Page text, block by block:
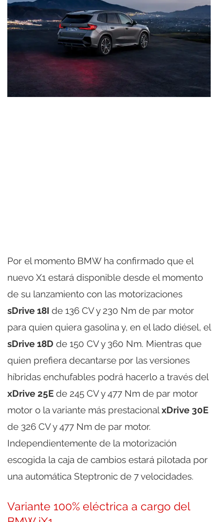
Por el momento BMW ha confirmado que el
nuevo X1 estará disponible desde el momento
de su lanzamiento con las motorizaciones
sDrive 18I de 136 CV y 230 Nm de par motor
para quien quiera gasolina y, en el lado diésel, el
sDrive 18D de 150 CV y 360 Nm. Mientras que
quien prefiera decantarse por las versiones
híbridas enchufables podrá hacerlo a través del
xDrive 25E de 245 CV y 477 Nm de par motor
motor o la variante más prestacionalxDrive 30E
de 326 CV y 477 Nm de par motor.
Independientemente de la motorización
escogida la caja de cambios estará pilotada por
una automática Steptronic de 7 velocidades.
Variante 100% eléctrica a cargo del